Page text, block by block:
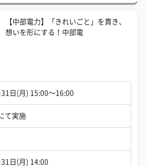
【中部電力】「きれいごと」を貫き、
想いを形にする！中部電
日(月) 15:00〜16:00
て実施
日(月) 14:00